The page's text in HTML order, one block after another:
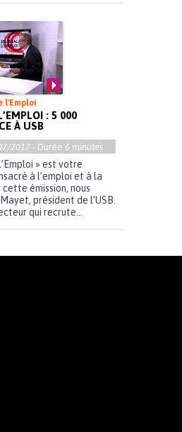
l'Emploi
: 5 000
À USB
2017 - Durée 6 minutes
» est votre
à l’emploi et à la
émission, nous
président de l’USB.
qui recrute...